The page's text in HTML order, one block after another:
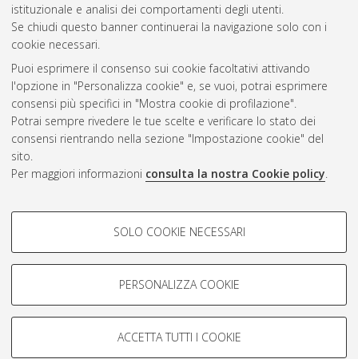
istituzionale e analisi dei comportamenti degli utenti.
Se chiudi questo banner continuerai la navigazione solo con i
cookie necessari.
Puoi esprimere il consenso sui cookie facoltativi attivando
l'opzione in "Personalizza cookie" e, se vuoi, potrai esprimere
consensi più specifici in "Mostra cookie di profilazione".
Potrai sempre rivedere le tue scelte e verificare lo stato dei
consensi rientrando nella sezione "Impostazione cookie" del
sito.
Per maggiori informazioni consulta la nostra Cookie policy.
COOKIE DI PROFILAZIONE -
Si tratta di cookie utilizzati per analizzare le caratteristiche della
navigazione degli utenti, creare profili in base al loro comportamento
Mostra cookie di profilazione
SOLO COOKIE NECESSARI
PERSONALIZZA COOKIE
ACCETTA TUTTI I COOKIE
Questa lista e' stata generata ilFri Aug 7 15:35:52 2026 CEST
Atom
Rss 1.0
Rss 2.0
AMS Laurea
Impostazioni Cookie
Informativa sulla privacy
Condizioni d’uso del sito